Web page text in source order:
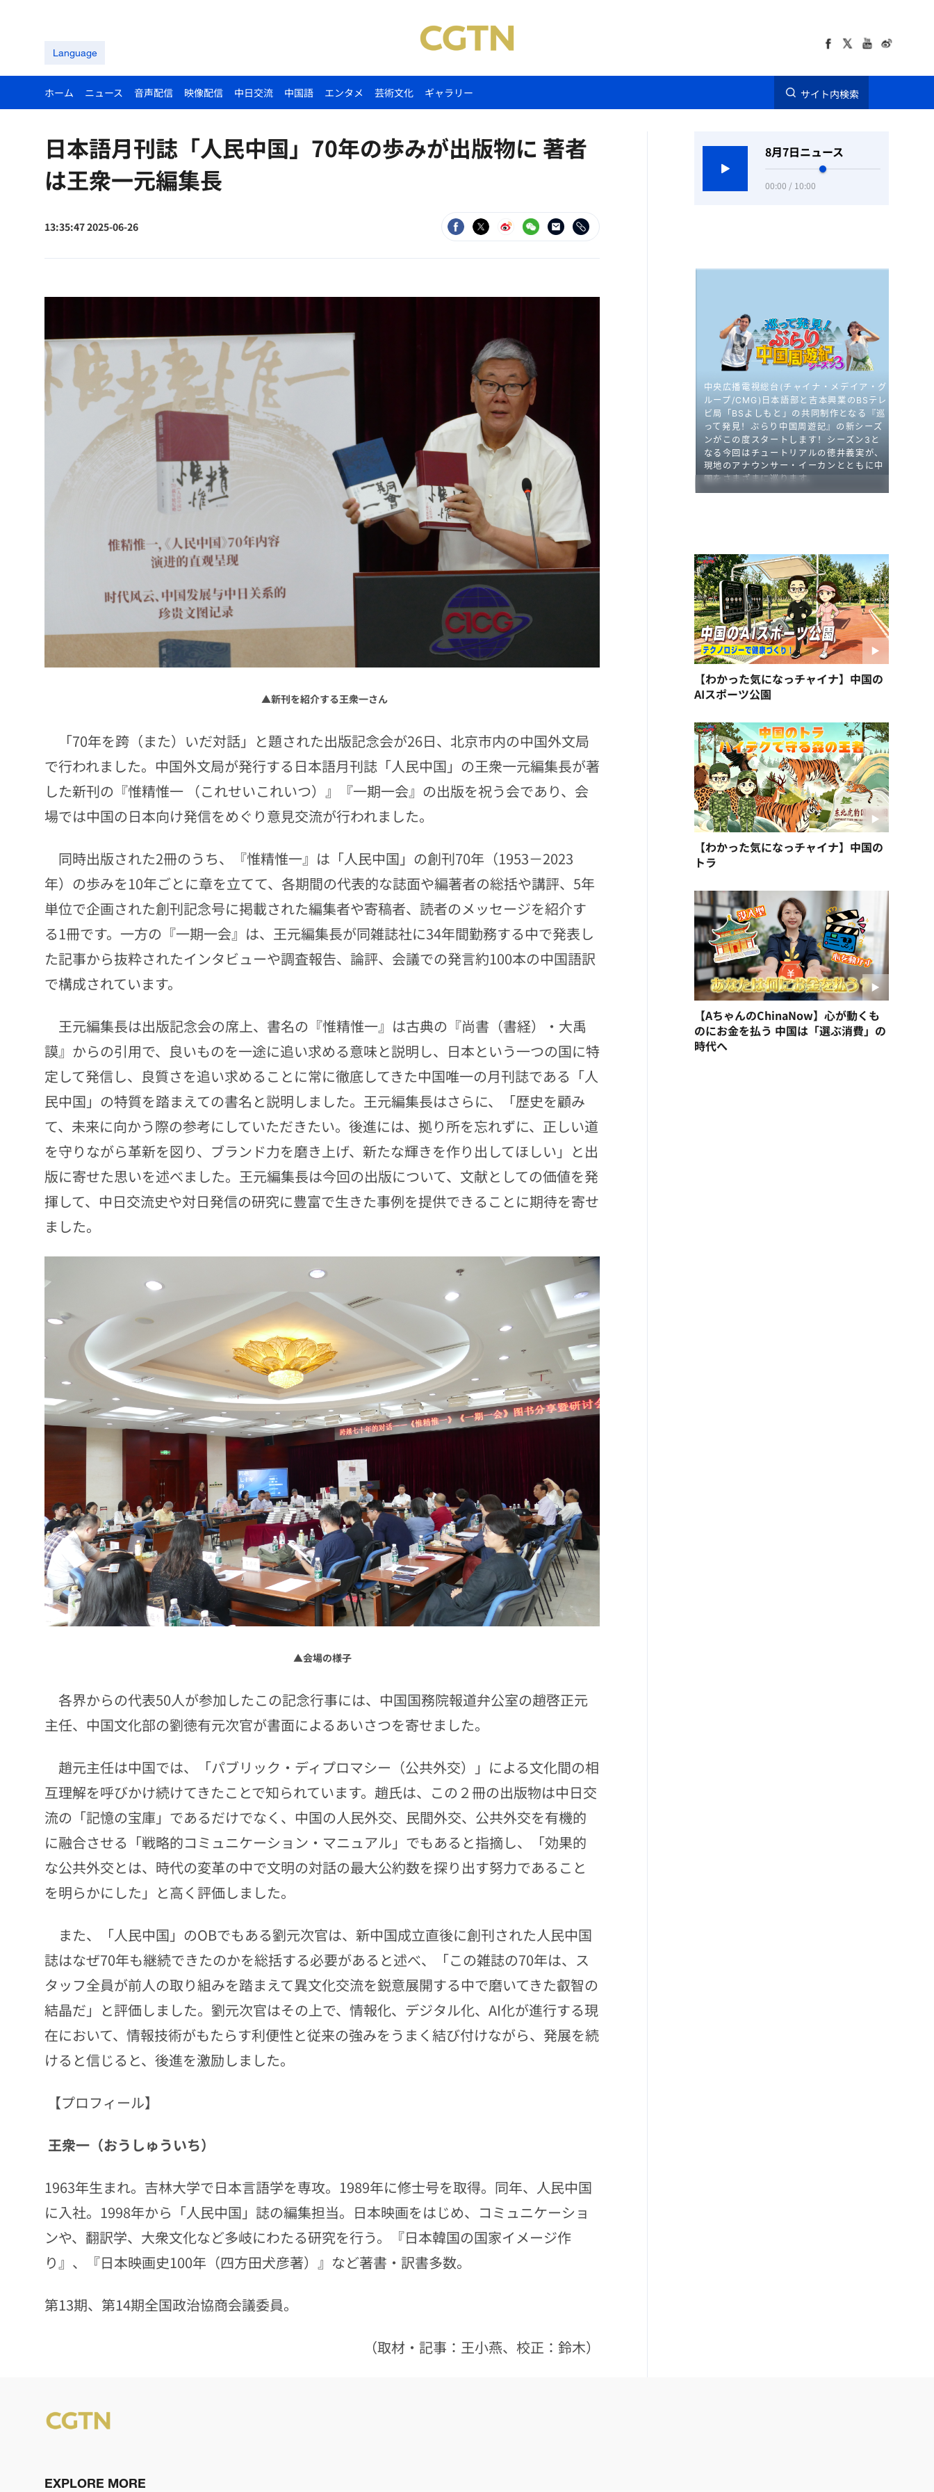
Language
ホーム ニュース 音声配信 映像配信 中日交流 中国語 エンタメ 芸術文化 ギャラリー サイト内検索
日本語月刊誌「人民中国」70年の歩みが出版物に 著者
は王衆一元編集長
13:35:47 2025-06-26
▲新刊を紹介する王衆一さん
「70年を跨（また）いだ対話」と題された出版記念会が26日、北京市内の中国外文局
で行われました。中国外文局が発行する日本語月刊誌「人民中国」の王衆一元編集長が著
した新刊の『惟精惟一 （これせいこれいつ）』『一期一会』の出版を祝う会であり、会
場では中国の日本向け発信をめぐり意見交流が行われました。
同時出版された2冊のうち、『惟精惟一』は「人民中国」の創刊70年（1953－2023
年）の歩みを10年ごとに章を立てて、各期間の代表的な誌面や編著者の総括や講評、5年
単位で企画された創刊記念号に掲載された編集者や寄稿者、読者のメッセージを紹介す
る1冊です。一方の『一期一会』は、王元編集長が同雑誌社に34年間勤務する中で発表し
た記事から抜粋されたインタビューや調査報告、論評、会議での発言約100本の中国語訳
で構成されています。
王元編集長は出版記念会の席上、書名の『惟精惟一』は古典の『尚書（書経）・大禹
謨』からの引用で、良いものを一途に追い求める意味と説明し、日本という一つの国に特
定して発信し、良質さを追い求めることに常に徹底してきた中国唯一の月刊誌である「人
民中国」の特質を踏まえての書名と説明しました。王元編集長はさらに、「歴史を顧み
て、未来に向かう際の参考にしていただきたい。後進には、拠り所を忘れずに、正しい道
を守りながら革新を図り、ブランド力を磨き上げ、新たな輝きを作り出してほしい」と出
版に寄せた思いを述べました。王元編集長は今回の出版について、文献としての価値を発
揮して、中日交流史や対日発信の研究に豊富で生きた事例を提供できることに期待を寄せ
ました。
▲会場の様子
各界からの代表50人が参加したこの記念行事には、中国国務院報道弁公室の趙啓正元
主任、中国文化部の劉徳有元次官が書面によるあいさつを寄せました。
趙元主任は中国では、「パブリック・ディプロマシー（公共外交）」による文化間の相
互理解を呼びかけ続けてきたことで知られています。趙氏は、この２冊の出版物は中日交
流の「記憶の宝庫」であるだけでなく、中国の人民外交、民間外交、公共外交を有機的
に融合させる「戦略的コミュニケーション・マニュアル」でもあると指摘し、「効果的
な公共外交とは、時代の変革の中で文明の対話の最大公約数を探り出す努力であること
を明らかにした」と高く評価しました。
また、「人民中国」のOBでもある劉元次官は、新中国成立直後に創刊された人民中国
誌はなぜ70年も継続できたのかを総括する必要があると述べ、「この雑誌の70年は、ス
タッフ全員が前人の取り組みを踏まえて異文化交流を鋭意展開する中で磨いてきた叡智の
結晶だ」と評価しました。劉元次官はその上で、情報化、デジタル化、AI化が進行する現
在において、情報技術がもたらす利便性と従来の強みをうまく結び付けながら、発展を続
けると信じると、後進を激励しました。
【プロフィール】
王衆一（おうしゅういち）
1963年生まれ。吉林大学で日本言語学を専攻。1989年に修士号を取得。同年、人民中国
に入社。1998年から「人民中国」誌の編集担当。日本映画をはじめ、コミュニケーショ
ンや、翻訳学、大衆文化など多岐にわたる研究を行う。『日本韓国の国家イメージ作
り』、『日本映画史100年（四方田犬彦著）』など著書・訳書多数。
第13期、第14期全国政治協商会議委員。
（取材・記事：王小燕、校正：鈴木）
8月7日ニュース
00:00 / 10:00
【わかった気になっチャイナ】中国の
AIスポーツ公園
【わかった気になっチャイナ】中国の
トラ
【AちゃんのChinaNow】心が動くも
のにお金を払う 中国は「選ぶ消費」の
時代へ
EXPLORE MORE